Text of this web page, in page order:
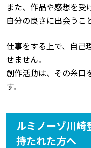
また、作品や感想を受
自分の良さに出会うこ
仕事をする上で、自己
せません。
創作活動は、その糸口
す。
ルミノーゾ川崎
持たれた方へ